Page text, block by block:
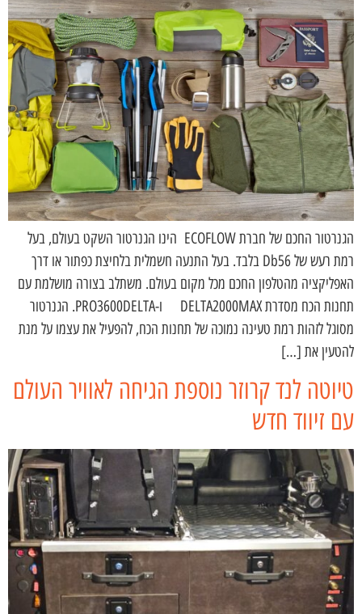
הגנרטור החכם של חברת ECOFLOW הינו הגנרטור השקט בעולם, בעל
רמת רעש של Db56 בלבד. בעל התנעה חשמלית בלחיצת כפתור או דרך
האפליקציה מהטלפון החכם מכל מקום בעולם. משתלב בצורה מושלמת עם
תחנות הכח מסדרת DELTA2000MAX ו-PRO3600DELTA. הגנרטור
מסוגל לזהות רמת טעינה נמוכה של תחנות הכח, להפעיל את עצמו על מנת
להטעין את […]
טיוטה לנד קרוזר נוספת הגיחה לאוויר העולם
עם זיווד חדש